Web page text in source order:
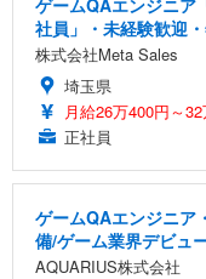
社員」・未経験歓迎
株式会社Meta Sales
埼玉県
月給26万400円～
正社員
ゲームQAエンジニア
備/ゲーム業界デビュ
AQUARIUS株式会社